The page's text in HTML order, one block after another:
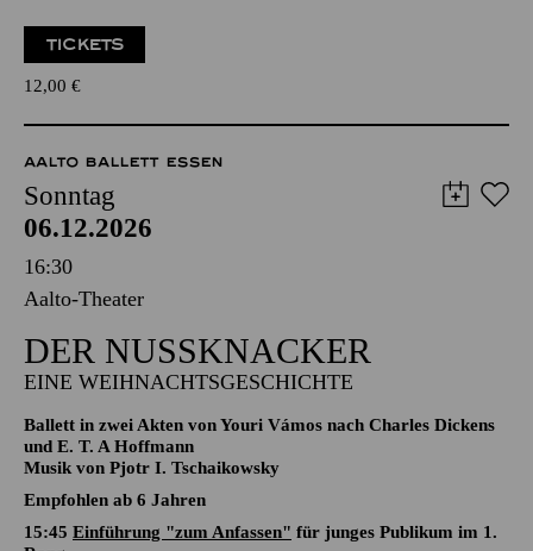
Für Kinder von 3 bis 6 Jahren
12,00€
AALTO BALLETT ESSEN
Sonntag
06.12.2026
16:30
Aalto-Theater
DER NUSSKNACKER
EINE WEIHNACHTSGESCHICHTE
Ballett in zwei Akten von Youri Vámos nach Charles Dickens
Musik von Pjotr I. Tschaikowsky